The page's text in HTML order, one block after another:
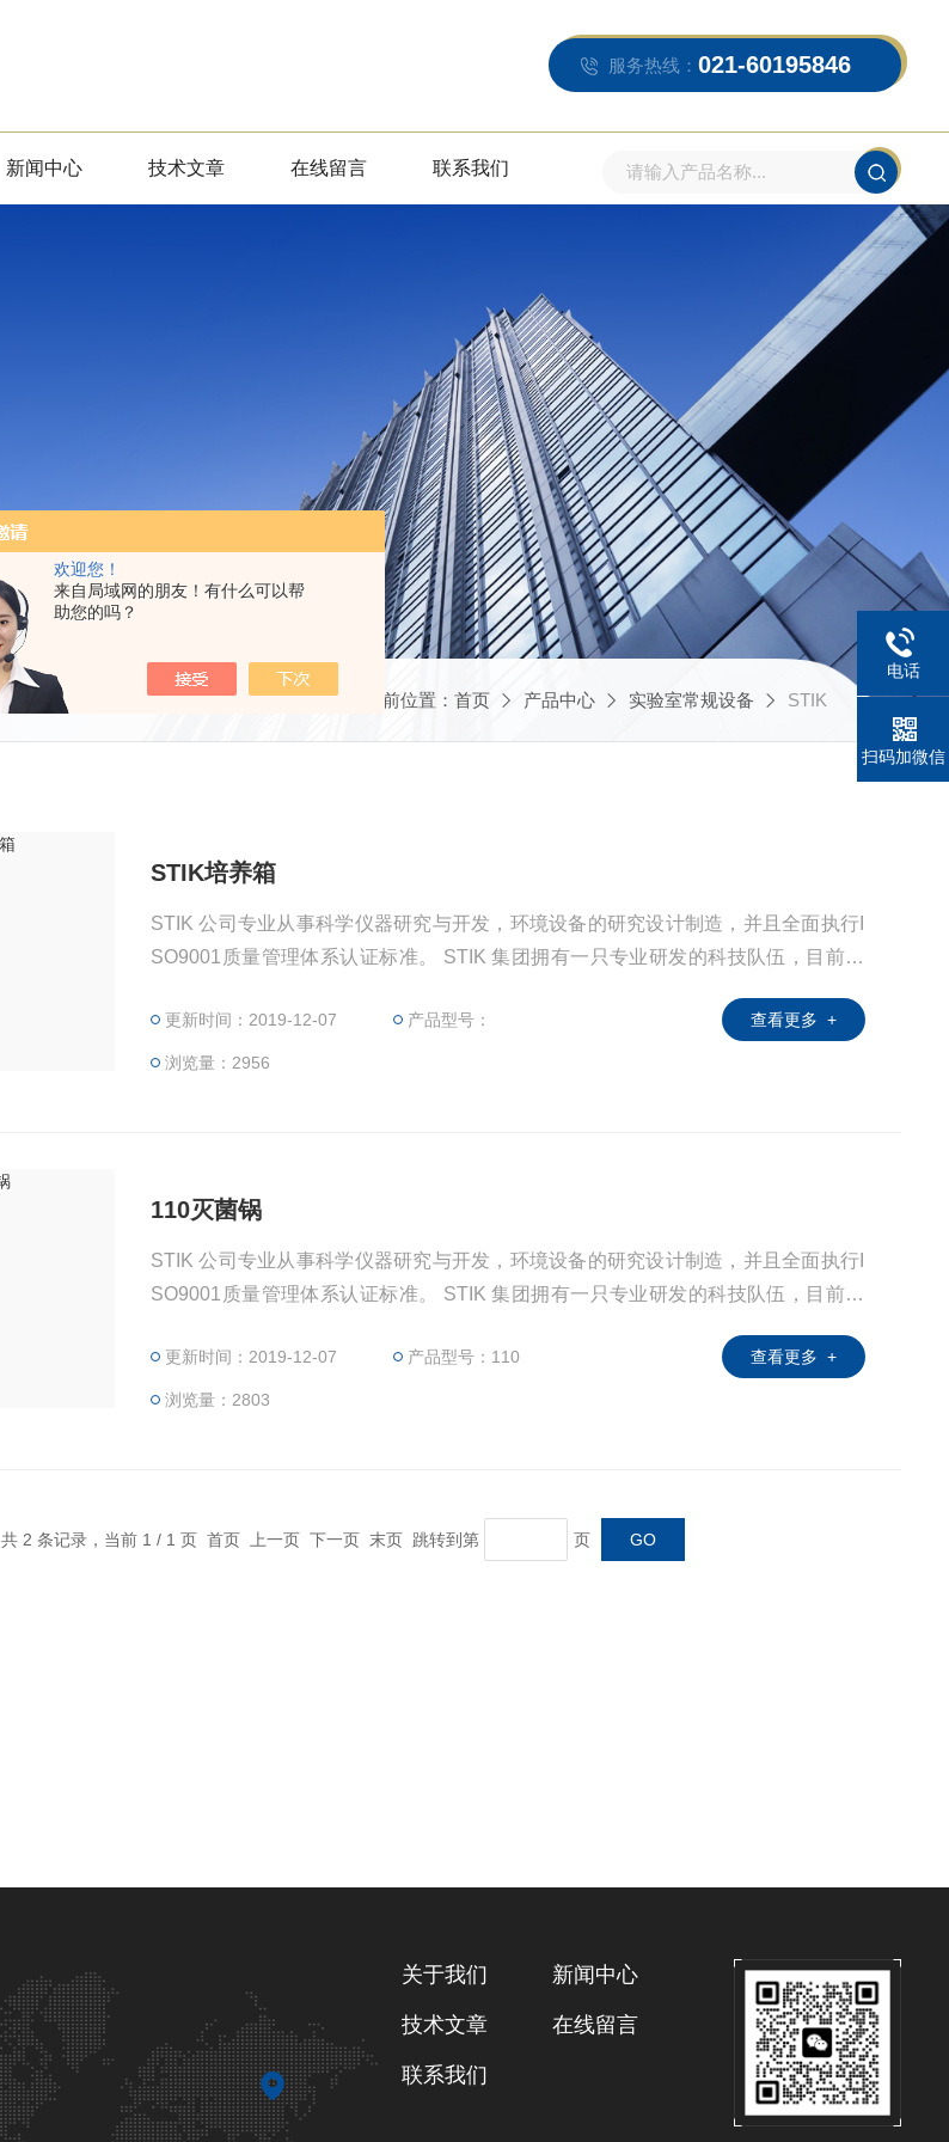
欢迎您！
来自局域网的朋友！有什么可以帮
助您的吗？
服务热线： 021-60195846
新闻中心 技术文章 在线留言 联系我们
当前位置： 首页 产品中心 实验室常规设备 STIK
STIK培养箱
STIK 公司专业从事科学仪器研究与开发，环境设备的研究设计制造，并且全面执行I
SO9001质量管理体系认证标准。 STIK 集团拥有一只专业研发的科技队伍，目前拥
精确，更经济耐用的科技仪器和环境设备。
更新时间：2019-12-07 产品型号：
浏览量：2956
查看更多 +
110灭菌锅
STIK 公司专业从事科学仪器研究与开发，环境设备的研究设计制造，并且全面执行I
SO9001质量管理体系认证标准。 STIK 集团拥有一只专业研发的科技队伍，目前拥
精确，更经济耐用的科技仪器和环境设备。
更新时间：2019-12-07 产品型号：110
浏览量：2803
查看更多 +
共 2 条记录，当前 1 / 1 页 首页 上一页 下一页 末页 跳转到第 页
关于我们 新闻中心
技术文章 在线留言
联系我们
电话
扫码加微信